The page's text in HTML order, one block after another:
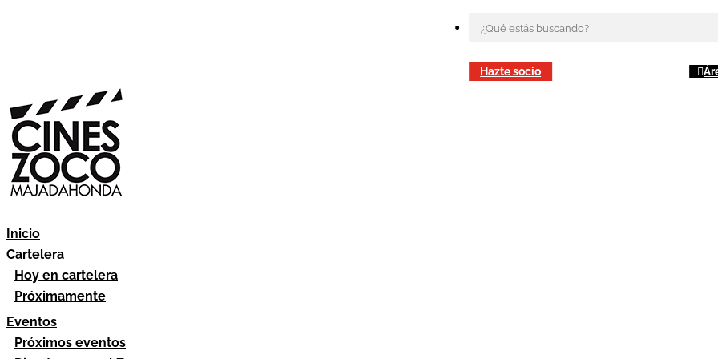
Hazte socio
Inicio
Cartelera
Hoy en cartelera
Próximamente
Eventos
Próximos eventos